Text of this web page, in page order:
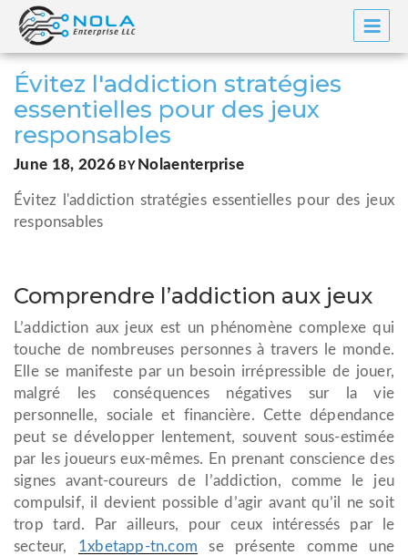
Skip
content
Évitez l'addiction stratégies
essentielles pour des jeux
responsables
June 18, 2026BY Nolaenterprise
Évitez l'addiction stratégies essentielles pour des jeux
responsables
Comprendre l’addiction aux jeux
L’addiction aux jeux est un phénomène complexe qui
touche de nombreuses personnes à travers le monde.
Elle se manifeste par un besoin irrépressible de jouer,
malgré les conséquences négatives sur la vie
personnelle, sociale et financière. Cette dépendance
peut se développer lentement, souvent sous-estimée
par les joueurs eux-mêmes. En prenant conscience des
signes avant-coureurs de l’addiction, comme le jeu
compulsif, il devient possible d’agir avant qu’il ne soit
trop tard. Par ailleurs, pour ceux intéressés par le
secteur, 1xbetapp-tn.com se présente comme une